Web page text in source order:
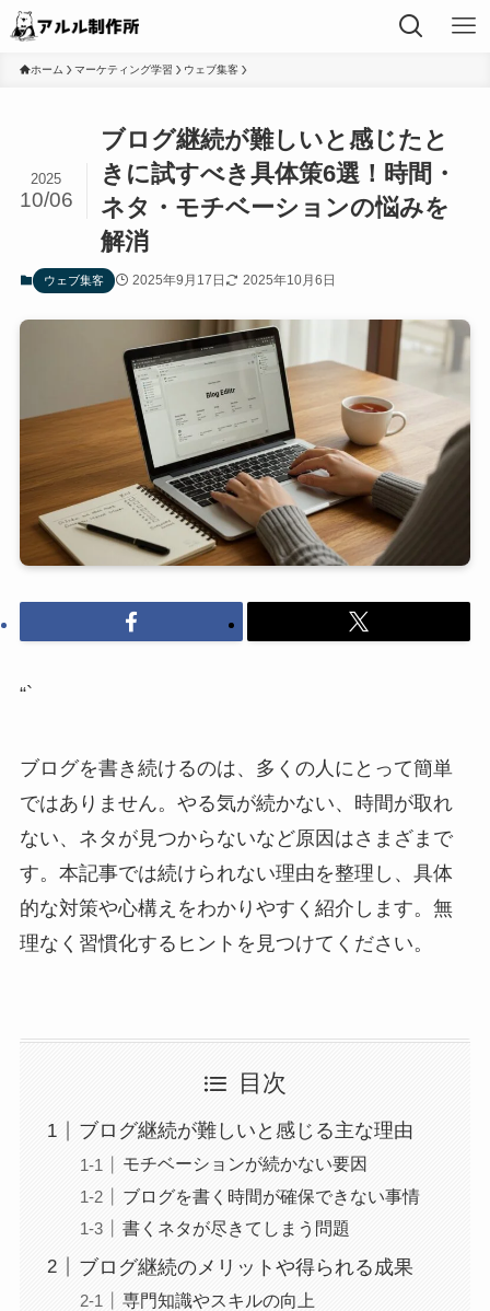
ホーム マーケティング学習 ウェブ集客
ブログ継続が難しいと感じたと
きに試すべき具体策6選！時間・
ネタ・モチベーションの悩みを
解消
2025
10/06
ウェブ集客 2025年9月17日 2025年10月6日
“`
ブログを書き続けるのは、多くの人にとって簡単
ではありません。やる気が続かない、時間が取れ
ない、ネタが見つからないなど原因はさまざまで
す。本記事では続けられない理由を整理し、具体
的な対策や心構えをわかりやすく紹介します。無
理なく習慣化するヒントを見つけてください。
目次
ブログ継続が難しいと感じる主な理由
モチベーションが続かない要因
ブログを書く時間が確保できない事情
書くネタが尽きてしまう問題
ブログ継続のメリットや得られる成果
専門知識やスキルの向上